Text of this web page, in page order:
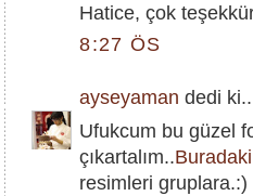
Hatice, çok
8:27 ÖS
ayseyaman dedi
Ufukcum bu güzel
çıkartalım..Buradaki
resimleri